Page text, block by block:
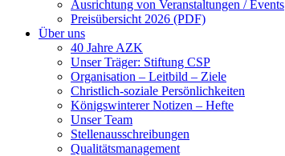
Ausrichtung von Veranstaltungen / Events
Preisübersicht 2026 (PDF)
Über uns
40 Jahre AZK
Unser Träger: Stiftung CSP
Organisation – Leitbild – Ziele
Christlich-soziale Persönlichkeiten
Königswinterer Notizen – Hefte
Unser Team
Stellenausschreibungen
Qualitätsmanagement